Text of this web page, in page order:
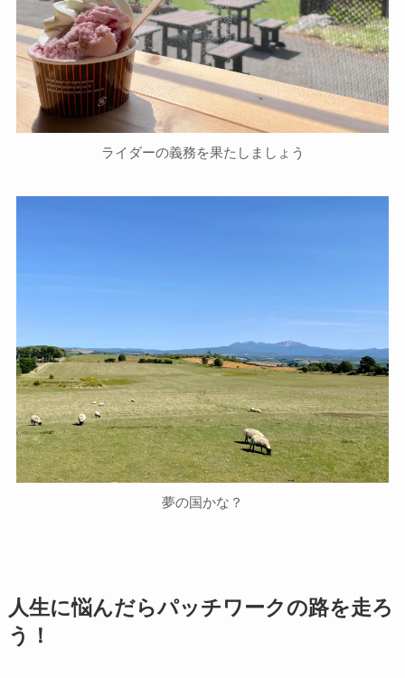
ライダーの義務を果たしましょう
夢の国かな？
人生に悩んだらパッチワークの路を走ろ
う！